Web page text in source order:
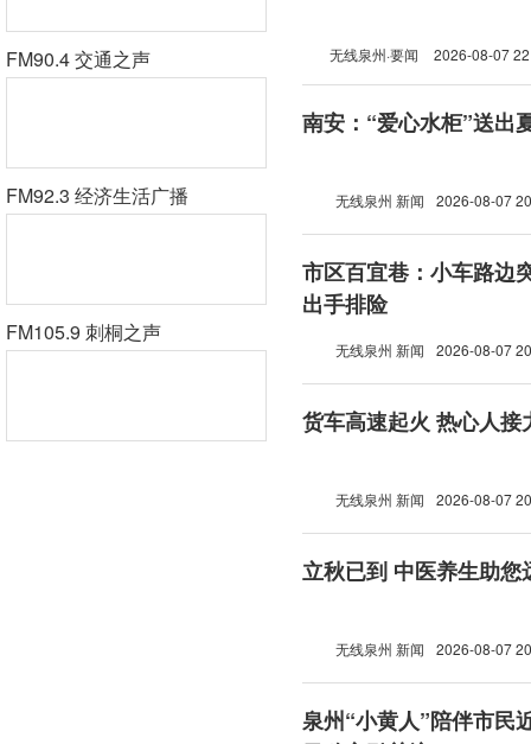
FM90.4 交通之声
FM92.3 经济生活广播
FM105.9 刺桐之声
无线泉州·要闻 2026-08-07
南安：“爱心水柜”送出
无线泉州 新闻 2026-08-07
市区百宜巷：小车路边
出手排险
无线泉州 新闻 2026-08-07
货车高速起火 热心人接
无线泉州 新闻 2026-08-07
立秋已到 中医养生助您
无线泉州 新闻 2026-08-07
泉州“小黄人”陪伴市民